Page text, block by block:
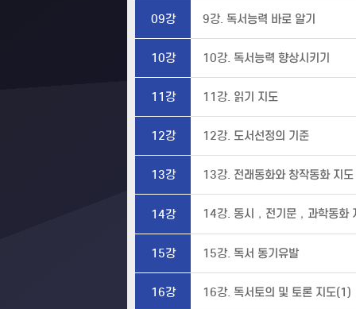
09강 9강. 독서능력 바로 알기
10강 10강. 독서능력 향상시키기
11강 11강. 읽기 지도
12강 12강. 도서선정의 기준
13강 13강. 전래동화와 창작동화 지도
14강 14강. 동시，전기문，과학동화
15강 15강. 독서 동기유발
16강 16강. 독서토의 및 토론 지도(1)